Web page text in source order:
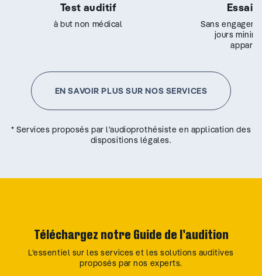
Test auditif
à but non médical
Essai
Sans
jours
EN SAVOIR PLUS SUR NOS SERVICES
* Services proposés par l’audioprothésiste en application des
dispositions légales.
Téléchargez notre Guide de l’audition
L’essentiel sur les services et les solutions auditives
proposés par nos experts.